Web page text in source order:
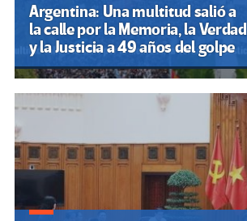
Argentina: Una multitud salió a
la calle por la Memoria, la Verdad
y la Justicia a 49 años del golpe